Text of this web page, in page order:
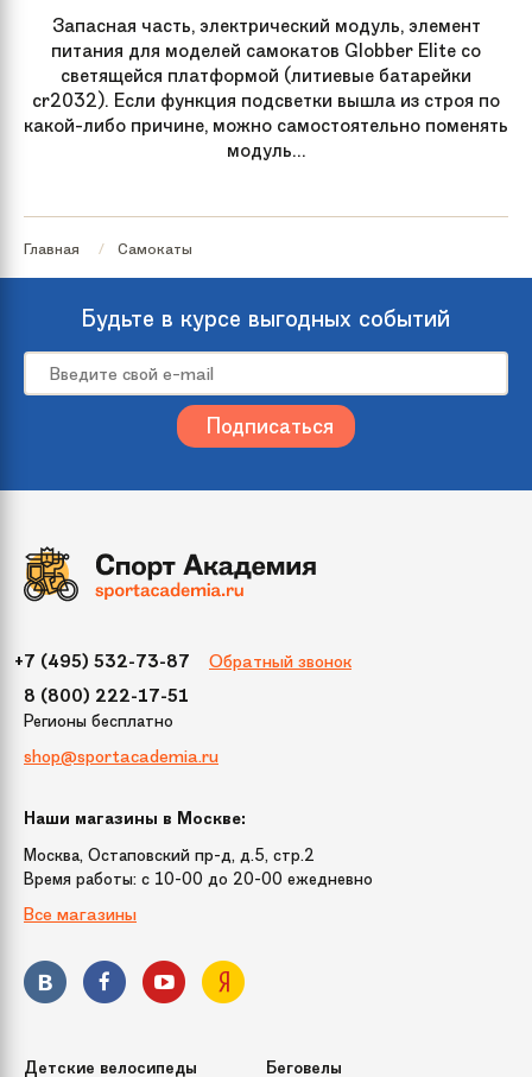
Запасная часть, электрический модуль, элемент
питания для моделей самокатов Globber Elite со
светящейся платформой (литиевые батарейки
cr2032). Если функция подсветки вышла из строя по
какой-либо причине, можно самостоятельно поменять
модуль...
Главная Самокаты
Будьте в курсе выгодных событий
+7 (495) 532-73-87 Обратный звонок
8 (800) 222-17-51
Регионы бесплатно
shop@sportacademia.ru
Наши магазины в Москве:
Москва, Остаповский пр-д, д.5, стр.2
Время работы: c 10-00 до 20-00 ежедневно
Все магазины
Детские велосипеды Беговелы